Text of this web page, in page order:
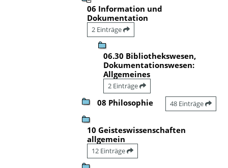
06 Information und
Dokumentation
2 Einträge
06.30 Bibliothekswesen,
Dokumentationswesen:
Allgemeines
2 Einträge
08 Philosophie 48 Einträge
10 Geisteswissenschaften
allgemein
12 Einträge